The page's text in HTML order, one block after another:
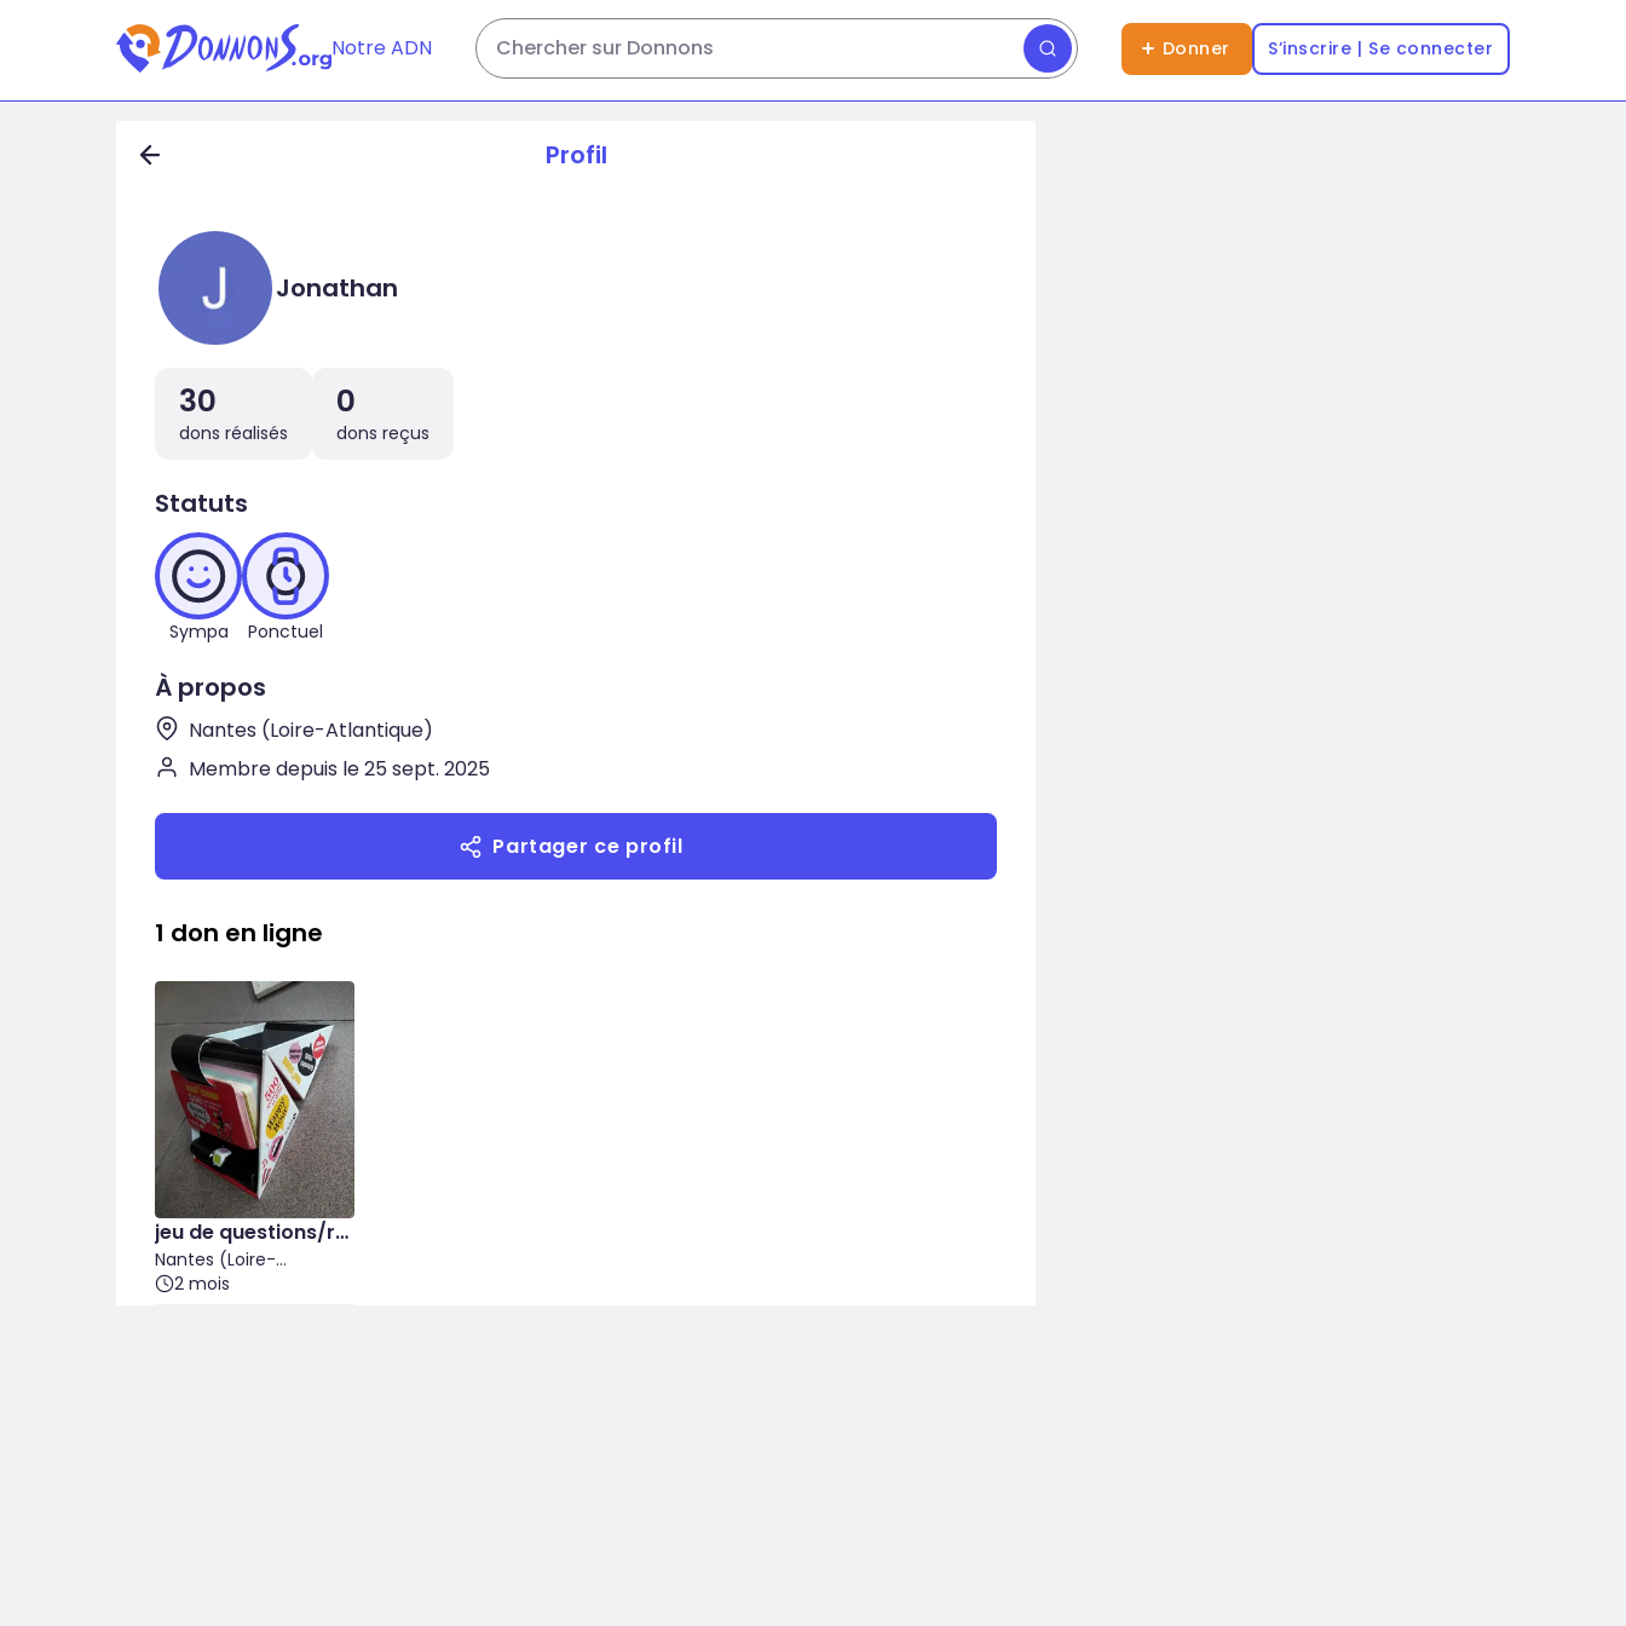
Notre ADN Chercher sur Donnons Donner S’inscrire | Se connecter
Profil
Jonathan
30
dons réalisés
0
dons reçus
Statuts
Sympa Ponctuel
À propos
Nantes (Loire-Atlantique)
Membre depuis le 25 sept. 2025
Partager ce profil
1 don en ligne
jeu de questions/ré
ponses
Nantes (Loire-
Atlantique)
2 mois